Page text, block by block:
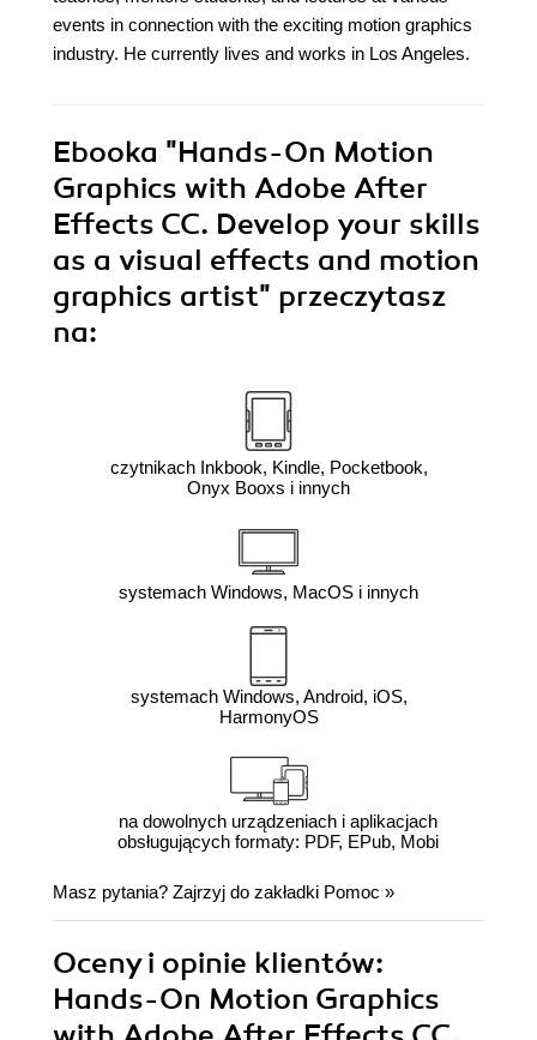
events in connection with the exciting motion graphics
industry. He currently lives and works in Los Angeles.
Ebooka "Hands-On Motion
Graphics with Adobe After
Effects CC. Develop your skills
as a visual effects and motion
graphics artist" przeczytasz
na:
czytnikach Inkbook, Kindle, Pocketbook,
Onyx Booxs i innych
systemach Windows, MacOS i innych
systemach Windows, Android, iOS,
HarmonyOS
na dowolnych urządzeniach i aplikacjach
obsługujących formaty: PDF, EPub, Mobi
Masz pytania? Zajrzyj do zakładki Pomoc »
Oceny i opinie klientów:
Hands-On Motion Graphics